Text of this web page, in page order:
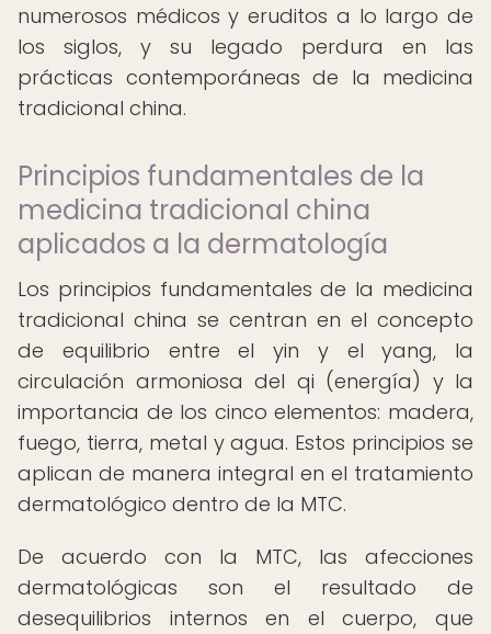
numerosos médicos y eruditos a lo largo de
los siglos, y su legado perdura en las
prácticas contemporáneas de la medicina
tradicional china.
Principios fundamentales de la
medicina tradicional china
aplicados a la dermatología
Los principios fundamentales de la medicina
tradicional china se centran en el concepto
de equilibrio entre el yin y el yang, la
circulación armoniosa del qi (energía) y la
importancia de los cinco elementos: madera,
fuego, tierra, metal y agua. Estos principios se
aplican de manera integral en el tratamiento
dermatológico dentro de la MTC.
De acuerdo con la MTC, las afecciones
dermatológicas son el resultado de
desequilibrios internos en el cuerpo, que